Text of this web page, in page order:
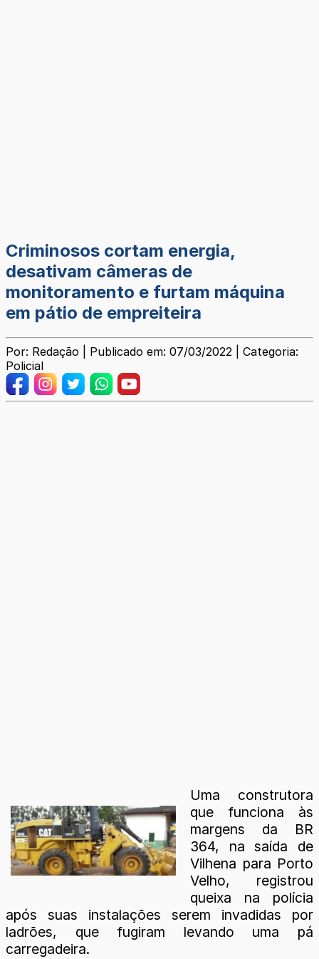
Criminosos cortam energia,
desativam câmeras de
monitoramento e furtam máquina
em pátio de empreiteira
Por: Redação | Publicado em: 07/03/2022 | Categoria:
Policial
Uma construtora
que funciona às
margens da BR
364, na saída de
Vilhena para Porto
Velho, registrou
queixa na polícia
após suas instalações serem invadidas por
ladrões, que fugiram levando uma pá
carregadeira.